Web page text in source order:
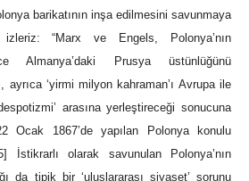
barikatının inşa edilmesini savunmaya
“Marx ve Engels, Polonya’nın
Almanya’daki Prusya üstünlüğünü
ayrıca ‘yirmi milyon kahraman’ı Avrupa ile
arasına yerleştireceği sonucuna
Ocak 1867’de yapılan Polonya konulu
İstikrarlı olarak savunulan Polonya’nın
da tipik bir ‘uluslararası siyaset’ sorunu